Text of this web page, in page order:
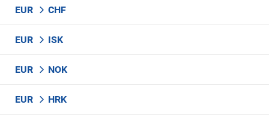
EUR CHF
EUR ISK
EUR NOK
EUR HRK